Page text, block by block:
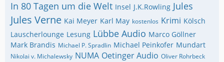
In 80 Tagen um die Welt Insel J.K.Rowling Jules
Jules Verne Kai Meyer Karl May kostenlos Krimi Kölsch
Lauscherlounge Lesung Lübbe Audio Marco Göllner
Mark Brandis Michael P. Spradlin Michael Peinkofer Mundart
Nikolai v. Michalewsky NUMA Oetinger Audio Oliver Rohrbeck